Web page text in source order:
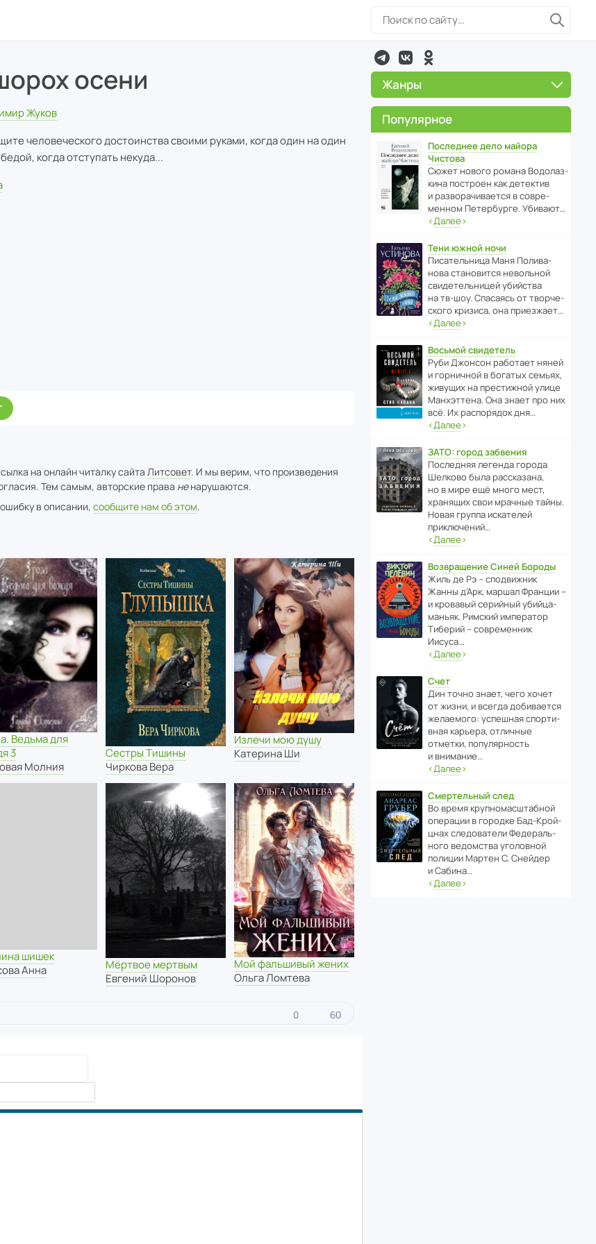
осени
Жуков
человеческого достоинства своими руками, когда один на один
когда отступать некуда...
на онлайн читалку сайта Литсовет. И мы верим, что произведения
Тем самым, авторские права ненарушаются.
в описании, сообщите нам об этом.
Ведьма для
3
Молния
Сестры Тишины
Чиркова Вера
Излечи мою душу
Катерина Ши
шишек
Анна
Мёртвое мертвым
Евгений Шоронов
Мой фальшивый жених
Ольга Ломтева
0 60
Жанры
Популярное
Последнее дело майора
Чистова
Сюжет нового романа Водо­ла­з­
кина пост­роен как дете­ктив
и разво­ра­чи­ва­ется в совре­
менном Пете­р­бурге. Убивают…
‹Далее›
Тени южной ночи
Писа­тель­ница Маня Поли­ва­
нова стано­вится невольной
свиде­тель­ницей убийства
на тв-шоу. Спасаясь от твор­че­
с­кого кризиса, она приезжает…
‹Далее›
Восьмой свидетель
Руби Джонсон рабо­тает няней
и горни­чной в богатых семьях,
живущих на прес­ти­жной улице
Манх­эт­тена. Она знает про них
всё. Их распо­рядок дня…
‹Далее›
ЗАТО: город забвения
После­дняя легенда города
Шелково была расска­зана,
но в мире ещё много мест,
хранящих свои мрачные тайны.
Новая группа иска­телей
приключений…
‹Далее›
Возвращение Синей Бороды
Жиль де Рэ – спод­ви­жник
Жанны д’Арк, маршал Франции –
и кровавый серийный убийца-
маньяк. Римский импе­ратор
Тиберий – совре­менник
Иисуса…
‹Далее›
Счет
Дин точно знает, чего хочет
от жизни, и всегда доби­ва­ется
жела­е­мого: успе­шная спор­ти­
вная карьера, отли­чные
отметки, попу­ля­р­ность
и внимание…
‹Далее›
Смертельный след
Во время круп­но­мас­ш­та­бной
операции в городке Бад‑Крой­
цнах следо­ва­тели Феде­раль­
ного ведомства уголо­вной
полиции Мартен С. Снейдер
и Сабина…
‹Далее›